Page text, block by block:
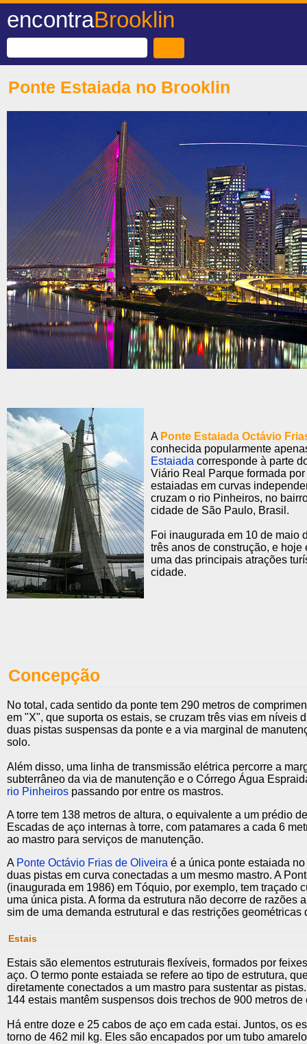
encontraBrooklin
Ponte Estaiada no Brooklin
A Ponte Estaiada Octávio
conhecida popularmente
Estaiada corresponde à parte
Viário Real Parque formada
estaiadas em curvas
cruzam o rio Pinheiros, no
cidade de São Paulo, Brasil.
Foi inaugurada em 10 de maio
três anos de construção, e hoje
uma das principais atrações
cidade.
Concepção
No total, cada sentido da ponte tem 290 metros de
em "X", que suporta os estais, se cruzam três vias em níveis
duas pistas suspensas da ponte e a via marginal de
solo.
Além disso, uma linha de transmissão elétrica percorre a
subterrâneo da via de manutenção e o Córrego Água
rio Pinheiros passando por entre os mastros.
A torre tem 138 metros de altura, o equivalente a um prédio
Escadas de aço internas à torre, com patamares a cada 6
ao mastro para serviços de manutenção.
A Ponte Octávio Frias de Oliveira é a única ponte estaiada
duas pistas em curva conectadas a um mesmo mastro. A
(inaugurada em 1986) em Tóquio, por exemplo, tem traçado
uma única pista. A forma da estrutura não decorre de razões
sim de uma demanda estrutural e das restrições geométricas
Estais
Estais são elementos estruturais flexíveis, formados por
aço. O termo ponte estaiada se refere ao tipo de estrutura,
diretamente conectados a um mastro para sustentar as
144 estais mantêm suspensos dois trechos de 900 metros de
Há entre doze e 25 cabos de aço em cada estai. Juntos, os
torno de 462 mil kg. Eles são encapados por um tubo